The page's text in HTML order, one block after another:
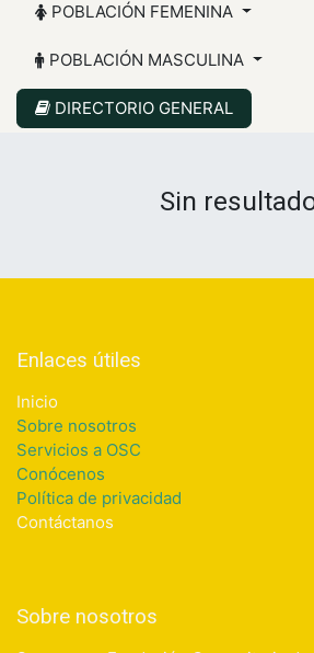
POBLACIÓN FEMENINA
POBLACIÓN MASCULINA
DIRECTORIO GENERAL
Sin
Enlaces útiles
Inicio
Sobre nosotros
Servicios a OSC
Conócenos
Política de privacidad
Contáctanos
Sobre nosotros